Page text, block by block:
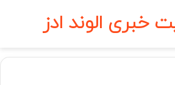
خبری الوند ادز